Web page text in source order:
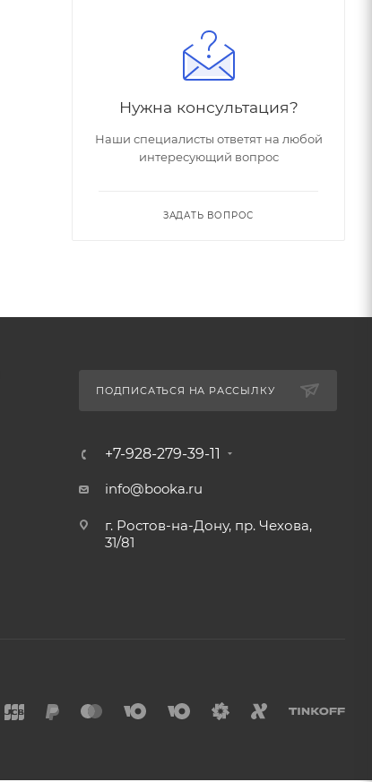
Нужна консультация?
Наши специалисты ответят на любой
интересующий вопрос
ЗАДАТЬ ВОПРОС
ПОДПИСАТЬСЯ НА РАССЫЛКУ
+7-928-279-39-11
info@booka.ru
г. Ростов-на-Дону, пр. Чехова,
31/81